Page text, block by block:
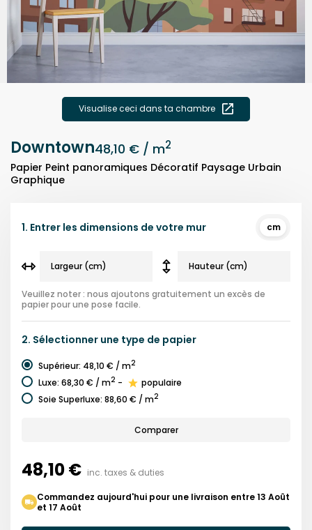
Visualise ceci dans ta chambre
Downtown48,10 € / m2
Papier Peint panoramiques Décoratif Paysage Urbain
Graphique
1. Entrer les dimensions de votre mur cm
Veuillez noter : nous ajoutons gratuitement un excès de
papier pour une pose facile.
2. Sélectionner une type de papier
Supérieur: 48,10 € / m2
Luxe: 68,30 € / m2 -
populaire
Soie Superluxe: 88,60 € / m2
Comparer
48,10 € inc. taxes & duties
Commandez aujourd'hui pour une livraison entre 13 Août
et 17 Août